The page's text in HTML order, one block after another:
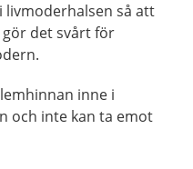
livmoderhalsen så att
det svårt för
inne i
och inte kan ta emot